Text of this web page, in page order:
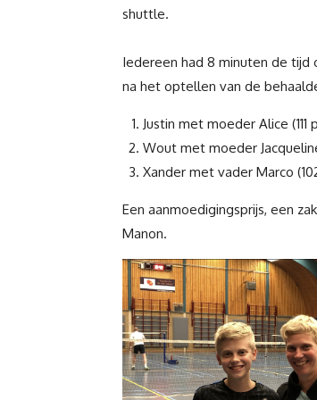
shuttle.
Iedereen had 8 minuten de tijd
na het optellen van de
Justin met moeder Alice (111
Wout met moeder
Xander met vader Marco
Een aanmoedigingsprijs, een
Manon.